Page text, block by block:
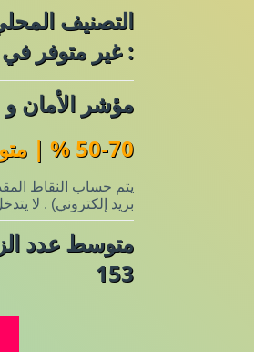
التصنيف
: غير متوفر
مؤشر الأمان و
50-70 % | متوسط
يتم حساب النقاط
بريد إلكتروني) . لا
متوسط عدد
153